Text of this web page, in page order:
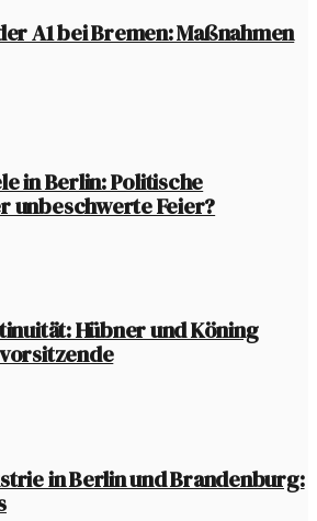
A1 bei Bremen: Maßnahmen
in Berlin: Politische
unbeschwerte Feier?
Hübner und Köning
in Berlin und Brandenburg: